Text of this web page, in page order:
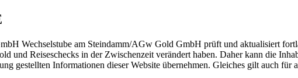
Wechselstube am Steindamm/AGw Gold GmbH prüft und aktualisiert
und Reiseschecks in der Zwischenzeit verändert haben. Daher kann die
gestellten Informationen dieser Website übernehmen. Gleiches gilt auch